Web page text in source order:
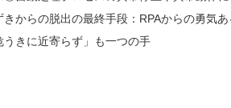
きからの脱出の最終手段：RPAからの勇気あ
うきに近寄らず」も一つの手